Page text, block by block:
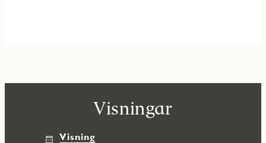
Visningar
Visning